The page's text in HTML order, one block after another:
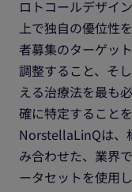
ロトコールデザイ
上で独自の優位性
者募集のターゲッ
調整すること、そ
える治療法を最も
確に特定すること
NorstellaLinQは、
み合わせた、業界
ータセットを使用